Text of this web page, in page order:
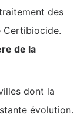
des
Certibiocide.
de la
dont la
évolution.